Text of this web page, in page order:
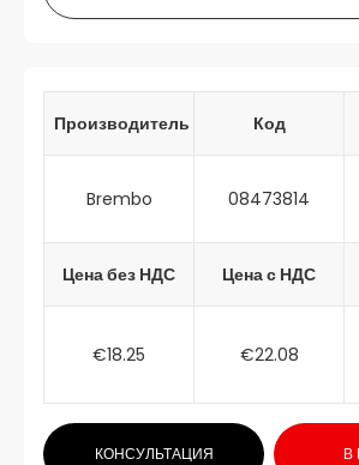
Производитель Код
Brembo 08473814
Цена без НДС Цена с НДС
€18.25 €22.08
КОНСУЛЬТАЦИЯ В